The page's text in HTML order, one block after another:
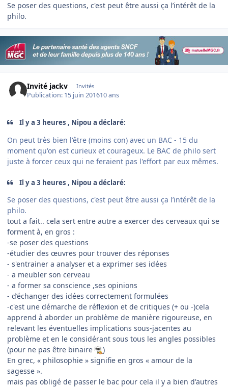
Se poser des questions, c'est peut être aussi ça l’intérêt de la
philo.
Invité jackv Invités
Publication: 15 juin 201610 ans
Il y a 3 heures , Nipou a déclaré:
On peut très bien l'être (moins con) avec un BAC - 15 du
moment qu'on est curieux et courageux. Le BAC de philo sert
juste à forcer ceux qui ne feraient pas l'effort par eux mêmes.
Il y a 3 heures , Nipou a déclaré:
Se poser des questions, c'est peut être aussi ça l’intérêt de la
philo.
tout a fait.. cela sert entre autre a exercer des cerveaux qui se
forment à, en gros :
-se poser des questions
-étudier des œuvres pour trouver des réponses
- s'entrainer a analyser et a exprimer ses idées
- a meubler son cerveau
- a former sa conscience ,ses opinions
- d’échanger des idées correctement formulées
-c'est une démarche de réflexion et de critiques (+ ou -)cela
apprend à aborder un problème de manière rigoureuse, en
relevant les éventuelles implications sous-jacentes au
problème et en le considérant sous tous les angles possibles
(pour ne pas être binaire
)
En grec, « philosophie » signifie en gros « amour de la
sagesse ».
mais pas obligé de passer le bac pour cela il y a bien d'autres